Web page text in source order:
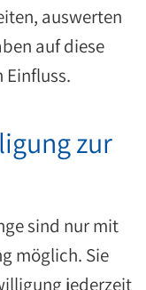
auswerten
auf diese
zur
sind nur mit
möglich. Sie
jederzeit